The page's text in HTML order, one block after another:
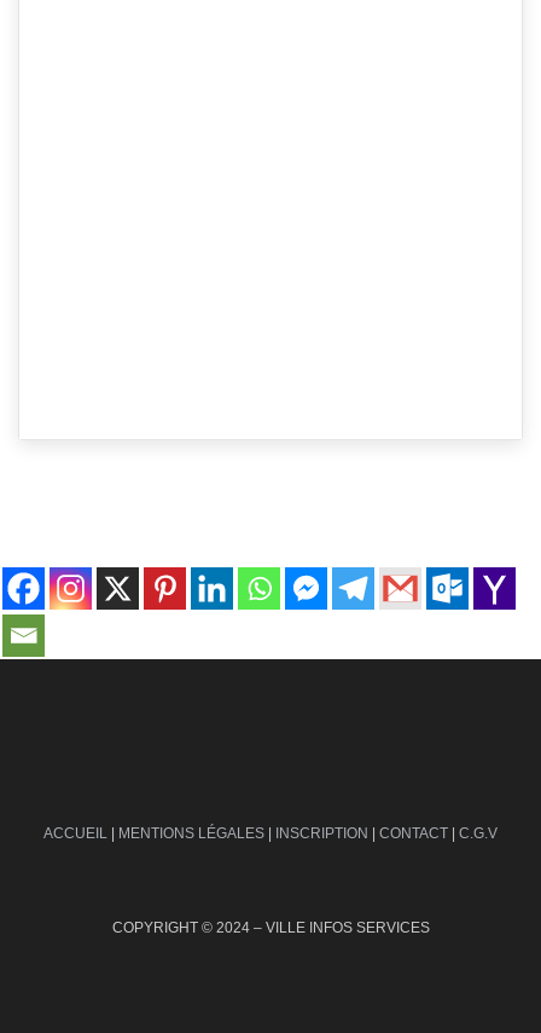
ACCUEIL | MENTIONS LÉGALES | INSCRIPTION | CONTACT | C.G.V
COPYRIGHT © 2024 – VILLE INFOS SERVICES